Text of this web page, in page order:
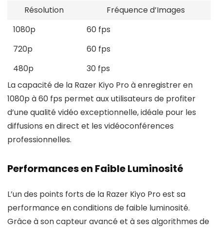
Résolution
Fréquence d’Images
1080p
60 fps
720p
60 fps
480p
30 fps
La capacité de la Razer Kiyo Pro à enregistrer en
1080p à 60 fps permet aux utilisateurs de profiter
d’une qualité vidéo exceptionnelle, idéale pour les
diffusions en direct et les vidéoconférences
professionnelles.
Performances en Faible Luminosité
L’un des points forts de la Razer Kiyo Pro est sa
performance en conditions de faible luminosité.
Grâce à son capteur avancé et à ses algorithmes de